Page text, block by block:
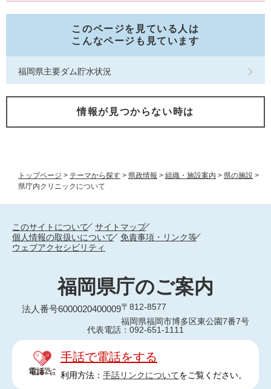
トップページ > テーマから探す > 県政情報 > 組織・施設案内 > 県の施設 >
県庁内クリニックについて
このページを見ている人は
こんなページも見ています
福岡県主要ダム貯水状況
情報が見つからない時は
このサイトについて
サイトマップ
個人情報の取扱いについて
免責事項・リンク等
ウェブアクセシビリティ
福岡県庁のご案内
法人番号6000020400009〒812-8577
福岡県福岡市博多区東公園7番7号
代表電話：092-651-1111
手話で電話をする
利用方法： 手話リンクについてをご覧ください。